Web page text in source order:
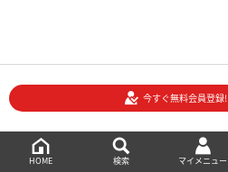
HOME 検索 マイメニュー
今すぐ無料会員登録!
絞り込み検索
メニュー
ご相談・お問い合わせ